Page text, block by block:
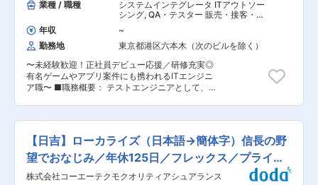
業種 / 職種
システムインテグレータ ITアウトソー
シング, QA・テスター 販売・接客・売
年収
~
勤務地
東京都港区六本木（次のビルを除く）
〜未経験歓迎！正社員デビュー応援／研修充実◎
有名ゲームやアプリ案件にも携われるITエンジニ
ア職〜 ■職務概要： テストエンジニアとして、
ク、各種サポート業務などからスタートします。
★テストエンジニアとは？ 「不具合がないか」を
コツコツ確認し、ITサービスの品質を支える仕事
です。 JSTQBゴールドパートナーのノウハウを
学びながら、一つひとつの業務に丁寧に取り組む
ことで、この先もずっと役立つ確かな土台を築い
【日吉】ローカライズ（日本語→簡体字）信長の野
望でおなじみ／年休125日／フレックス／プライム
上場
株式会社コーエーテクモクオリティアシュアランス